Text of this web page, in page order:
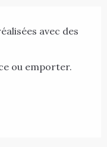
avec des
ou emporter.